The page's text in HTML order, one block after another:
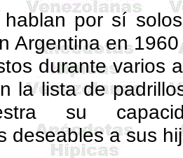
hablan por sí
Argentina en
durante varios
la lista de
su
deseables a sus